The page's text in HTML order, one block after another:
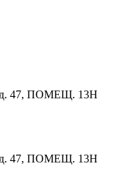
д. 47, ПОМЕЩ. 13Н
д. 47, ПОМЕЩ. 13Н